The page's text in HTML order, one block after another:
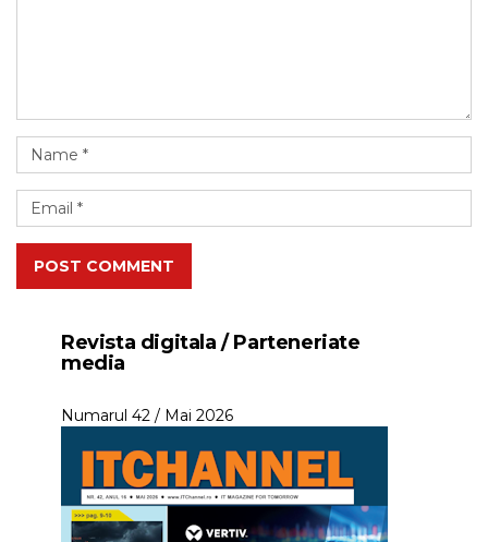
POST COMMENT
Revista digitala / Parteneriate
media
Numarul 42 / Mai 2026